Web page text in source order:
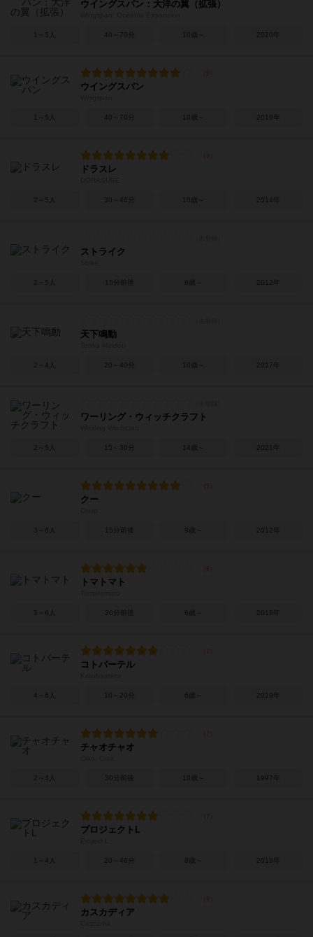
ウイングスパン：大洋の翼（拡張）
1～5人 40～70分 10歳～ 2020年
ウイングスパン
1～5人 40～70分 10歳～ 2019年
ドラスレ
2～5人 30～40分 10歳～ 2014年
ストライク
2～5人 15分前後 8歳～ 2012年
天下鳴動
2～4人 20～40分 10歳～ 2017年
ワーリング・ウィッチクラフト
2～5人 15～30分 14歳～ 2021年
クー
3～6人 15分前後 9歳～ 2012年
トマトマト
3～6人 20分前後 6歳～ 2018年
コトバーテル
4～6人 10～20分 6歳～ 2019年
チャオチャオ
2～4人 30分前後 10歳～ 1997年
プロジェクトL
1～4人 20～40分 8歳～ 2019年
カスカディア